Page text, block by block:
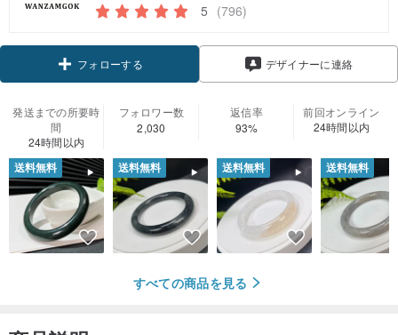
5 (796)
フォローする
デザイナーに連絡
発送までの所要時
間
24時間以内
フォロワー数
2,030
返信率
93%
前回オンライン
24時間以内
送料無料 送料無料 送料無料 送料無料
すべての商品を見る